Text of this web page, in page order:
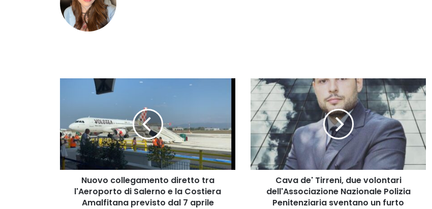
collegamento
l'Aeroporto
di
Salerno
e
la
Costiera
Amalfitana
previsto
Nuovo collegamento diretto tra
l'Aeroporto di Salerno e la Costiera
Amalfitana previsto dal 7 aprile
Cava
de'
Tirreni,
due
volontari
dell'Associazione
Nazionale
Polizia
Penitenziaria
sventano
furto
Cava de' Tirreni, due volontari
dell'Associazione Nazionale Polizia
Penitenziaria sventano un furto